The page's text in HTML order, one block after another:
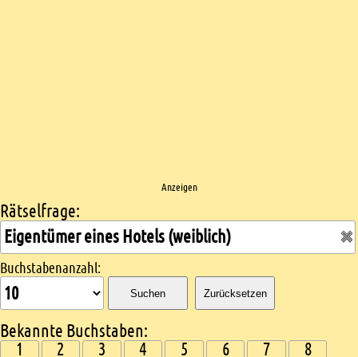
Anzeigen
Kreuzworträtsel suchen
Rätselfrage:
Buchstabenanzahl:
Suchen Zurücksetzen
Bekannte Buchstaben:
1 2 3 4 5 6 7 8